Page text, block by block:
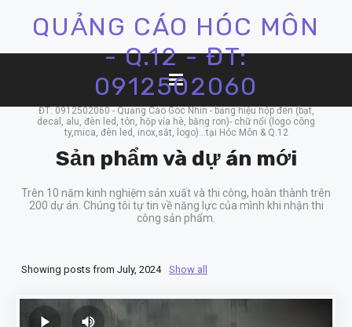
QUẢNG CÁO HÓC MÔN
- Q.12 - ĐT:
0912502060
ĐT: 0912502060 - Quảng Cáo Góc Nhìn - bảng hiệu hộp đèn (bạt,
decal, alu, đèn led, tôn, hộp vỉa hè, băng ron)- chữ nổi (logo công
ty,mica, đèn led, inox,sắt, logo)...tại Hóc Môn & Q.12
Sản phẩm và dự án mới
Trên 10 năm kinh nghiệm sản xuất và thi công, hoàn thành trên
200 dự án. Chúng tôi tự tin về năng lực của mình khi nhận thi
công sản phẩm.
Showing posts from July, 2024 Show all